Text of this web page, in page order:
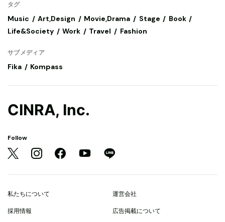
タグ
Music Art,Design Movie,Drama Stage
Book
Life&Society
Work Travel Fashion
サブメディア
Fika Kompass
CINRA, Inc.
Follow
私たちについて 運営会社
採用情報 広告掲載について